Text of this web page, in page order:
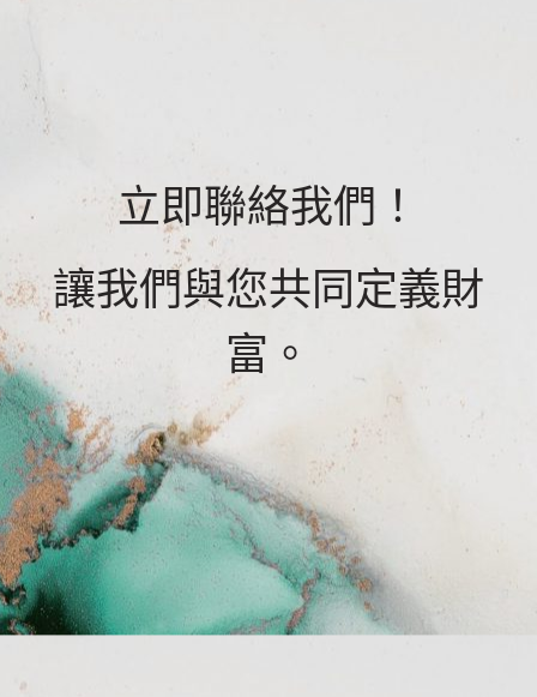
立即聯絡我們！
讓我們與您共同定義財
富。